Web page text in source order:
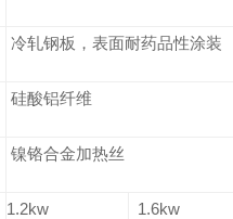
冷轧钢板，表面耐药品性涂装
硅酸铝纤维
镍铬合金加热丝
1.2kw 1.6kw